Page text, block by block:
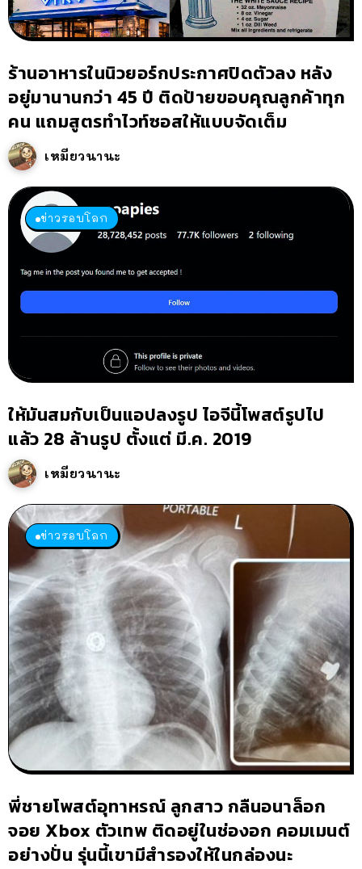
ร้านอาหารในนิวยอร์กประกาศปิดตัวลง หลัง
อยู่มานานกว่า 45 ปี ติดป้ายขอบคุณลูกค้าทุก
คน แถมสูตรทำไวท์ซอสให้แบบจัดเต็ม
เหมียวนานะ
ข่าวรอบโลก
ให้มันสมกับเป็นแอปลงรูป ไอจีนี้โพสต์รูปไป
แล้ว 28 ล้านรูป ตั้งแต่ มี.ค. 2019
เหมียวนานะ
ข่าวรอบโลก
พี่ชายโพสต์อุทาหรณ์ ลูกสาว กลืนอนาล็อก
จอย Xbox ตัวเทพ ติดอยู่ในช่องอก คอมเมนต์
อย่างปั่น รุ่นนี้เขามีสำรองให้ในกล่องนะ